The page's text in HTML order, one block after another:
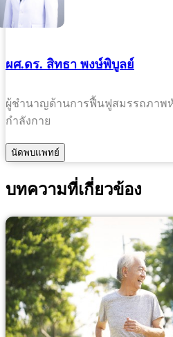
ผศ.ดร. สิทธา พงษ์พิบูลย์
ผู้ชำนาญด้านการฟื้นฟูสมรรถภาพ
กำลังกาย
บทความที่เกี่ยวข้อง